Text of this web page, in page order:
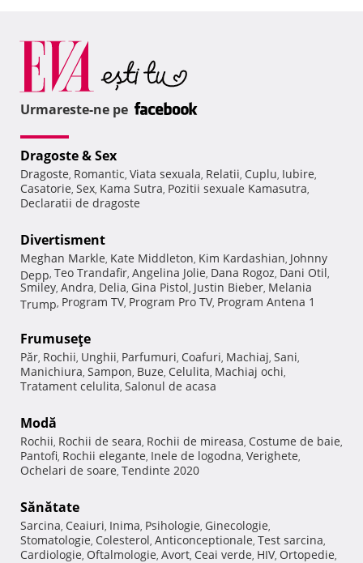
Urmareste-ne pe
Dragoste & Sex
Dragoste, Romantic, Viata sexuala, Relatii, Cuplu, Iubire,
Casatorie, Sex, Kama Sutra, Pozitii sexuale Kamasutra,
Declaratii de dragoste
Divertisment
Meghan Markle, Kate Middleton, Kim Kardashian, Johnny
Depp, Teo Trandafir, Angelina Jolie, Dana Rogoz, Dani Otil,
Smiley, Andra, Delia, Gina Pistol, Justin Bieber, Melania
Trump, Program TV, Program Pro TV, Program Antena 1
Frumuseţe
Păr, Rochii, Unghii, Parfumuri, Coafuri, Machiaj, Sani,
Manichiura, Sampon, Buze, Celulita, Machiaj ochi,
Tratament celulita, Salonul de acasa
Modă
Rochii, Rochii de seara, Rochii de mireasa, Costume de baie,
Pantofi, Rochii elegante, Inele de logodna, Verighete,
Ochelari de soare, Tendinte 2020
Sănătate
Sarcina, Ceaiuri, Inima, Psihologie, Ginecologie,
Stomatologie, Colesterol, Anticonceptionale, Test sarcina,
Cardiologie, Oftalmologie, Avort, Ceai verde, HIV, Ortopedie,